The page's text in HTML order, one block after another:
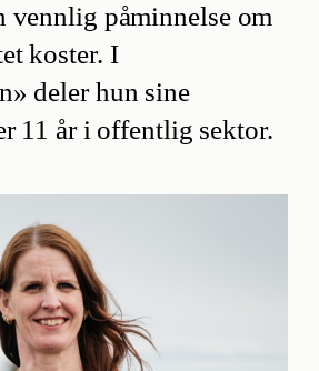
vennlig påminnelse om
koster. I
deler hun sine
11 år i offentlig sektor.